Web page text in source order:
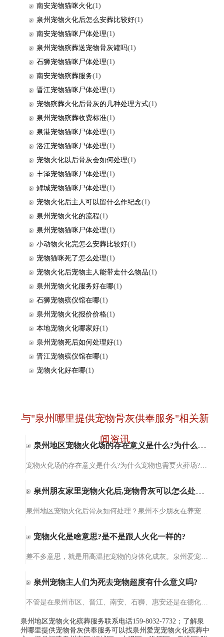
南安宠物猫咪火化(1)
泉州宠物火化后怎么安葬比较好(1)
南安宠物猫咪尸体处理(1)
泉州宠物殡葬送宠物骨灰罐吗(1)
石狮宠物猫咪尸体处理(1)
南安宠物殡葬服务(1)
晋江宠物猫咪尸体处理(1)
宠物殡葬火化后骨灰的几种处理方式(1)
泉州宠物殡葬收费标准(1)
泉港宠物猫咪尸体处理(1)
洛江宠物猫咪尸体处理(1)
宠物火化以后骨灰会如何处理(1)
丰泽宠物猫咪尸体处理(1)
鲤城宠物猫咪尸体处理(1)
宠物火化后主人可以留什么作纪念(1)
泉州宠物火化的流程(1)
泉州宠物猫咪尸体处理(1)
小动物火化完怎么安葬比较好(1)
宠物猫咪死了怎么处理(1)
宠物火化后宠物主人能带走什么物品(1)
泉州宠物火化服务好在哪(1)
石狮宠物殡仪馆在哪(1)
泉州宠物火化报价价格(1)
本地宠物火化哪家好(1)
泉州宠物死后如何处理好(1)
晋江宠物殡仪馆在哪(1)
宠物火化好在哪(1)
与"泉州哪里提供宠物骨灰供奉服务"相关新
闻资讯
泉州地区宠物火化场的存在意义是什么?为什么宠物也需要火葬场?
宠物火化场的存在意义是什么?为什么宠物也需要火葬场?泉州爱宠宠物火化服务【15980327732】泉州爱宠宠物火化服务提供宠物殡葬、宠物火化、小动物无公害处理、猫咪火化、狗狗火化，包括泉州、晋江、石狮、南安、惠安及…
泉州朋友家里宠物火化后,宠物骨灰可以怎么处理?
宠物火化是啥意思?是不是跟人火化一样的?
泉州宠物主人们为死去宠物超度有什么意义吗?
不管是在泉州市区、晋江、南安、石狮、惠安还是在德化、水头，都有不少人会为死去的宠物们做法事超度。那你们知道为死去宠物超度法事的意义在哪里呢？今天，爱宠宠物殡葬服务中心小编就给大家来讲一讲为死去宠物做超…
泉州地区宠物火化殡葬服务联系电话159-8032-7732；了解泉
州哪里提供宠物骨灰供奉服务可以找泉州爱宠宠物火化殡葬中